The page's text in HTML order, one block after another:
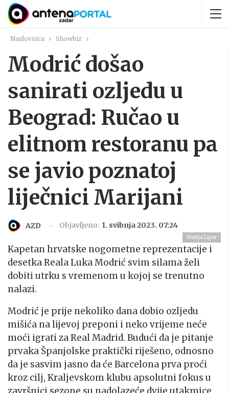
Naslovnica Showbiz
Modrić došao
sanirati ozljedu u
Beograd: Ručao u
elitnom restoranu pa
se javio poznatoj
liječnici Marijani
AZD Objavljeno: 1. svibnja 2023. 07:24
Matija Lipar
Kapetan hrvatske nogometne reprezentacije i
desetka Reala Luka Modrić svim silama želi
dobiti utrku s vremenom u kojoj se trenutno
nalazi.
Modrić je prije nekoliko dana dobio ozljedu
mišića na lijevoj preponi i neko vrijeme neće
moći igrati za Real Madrid. Budući da je pitanje
prvaka Španjolske praktički riješeno, odnosno
da je sasvim jasno da će Barcelona prva proći
kroz cilj, Kraljevskom klubu apsolutni fokus u